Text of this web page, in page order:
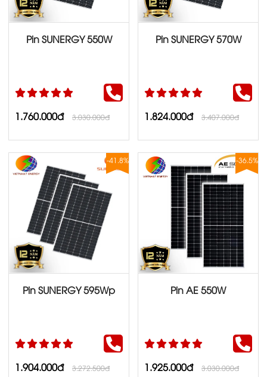
Pin SUNERGY 550W
1.760.000đ 3.030.000đ
Pin SUNERGY 570W
1.824.000đ 3.407.000đ
-41.8%
Pin SUNERGY 595Wp
1.904.000đ 3.272.500đ
-36.5%
Pin AE 550W
1.925.000đ 3.030.000đ